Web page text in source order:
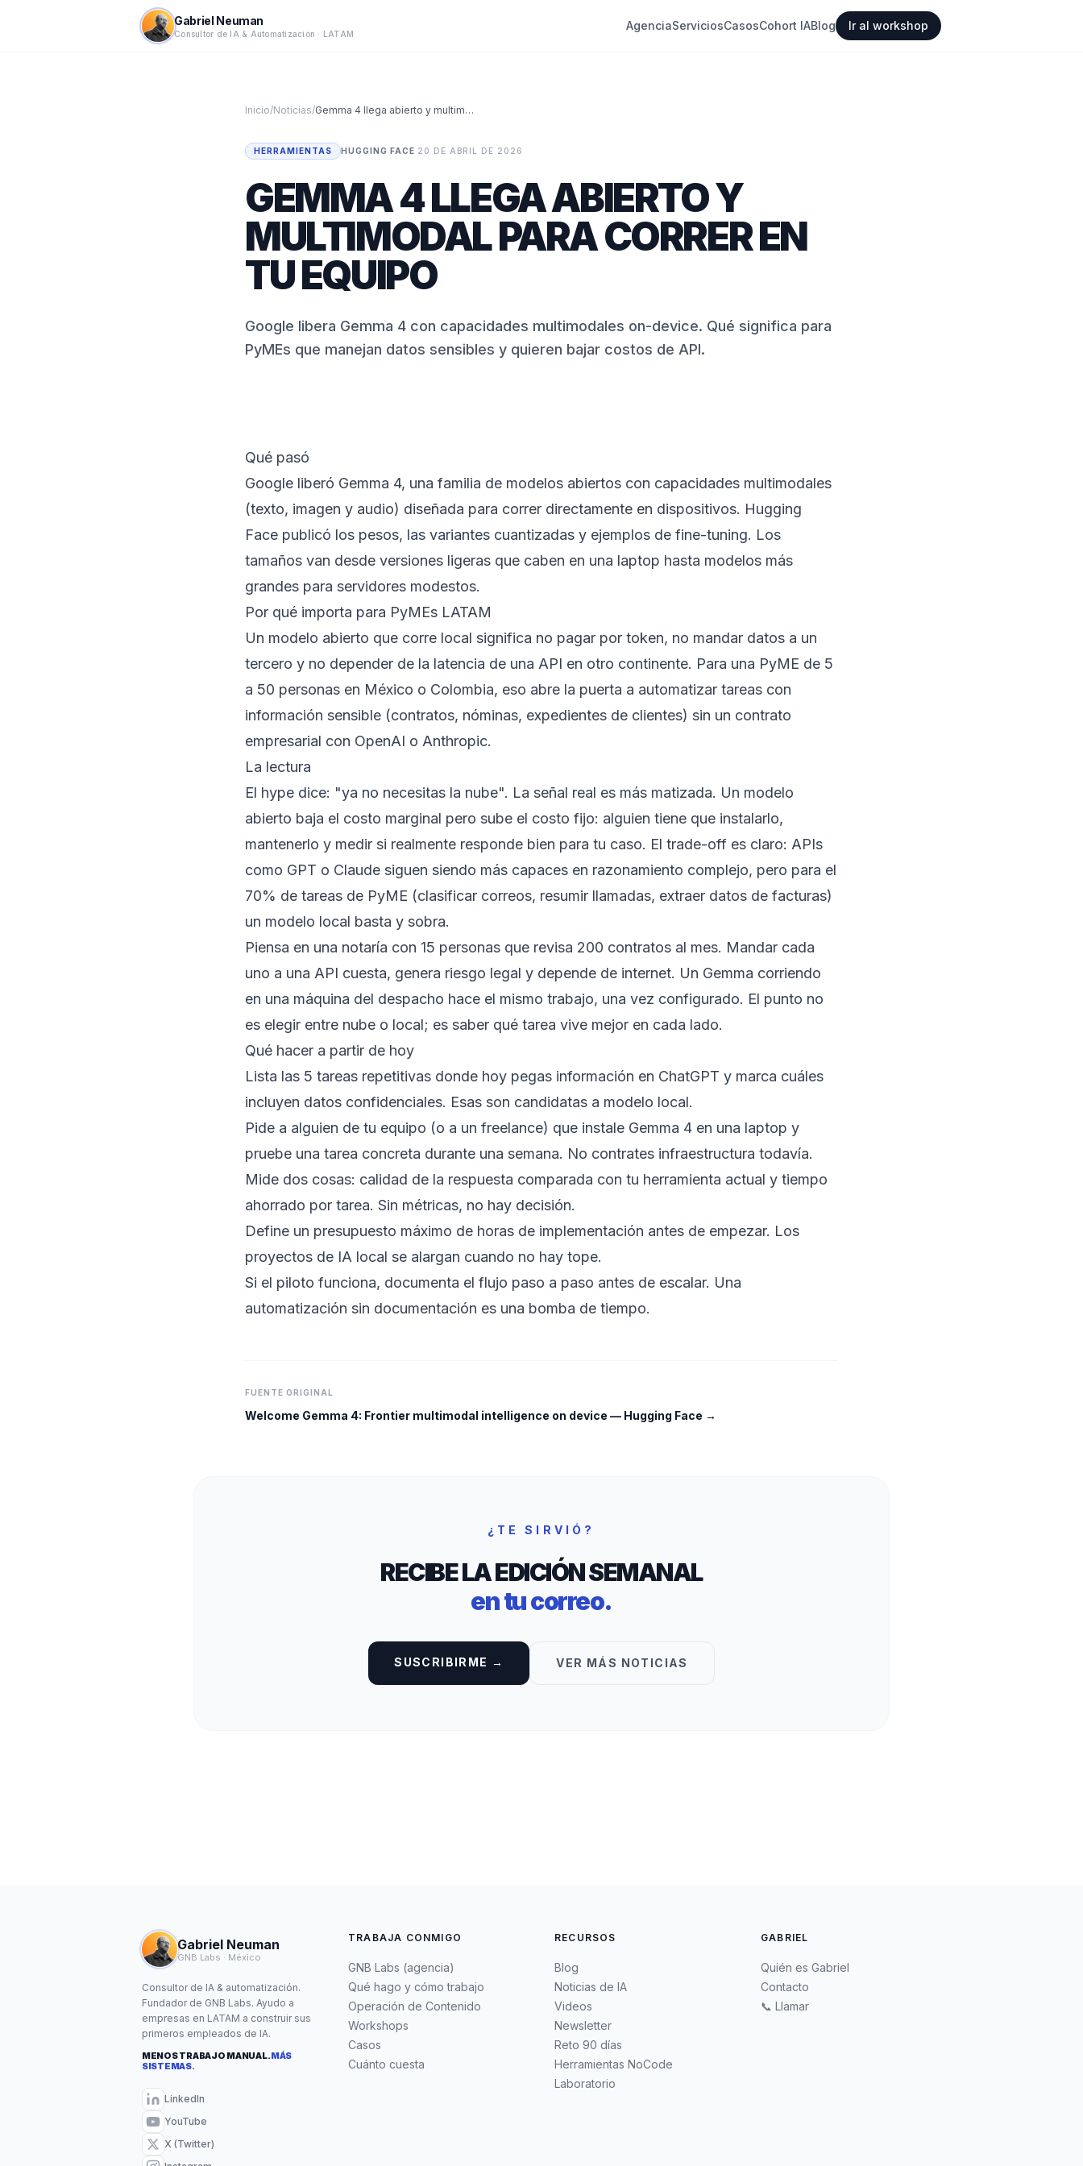
Gabriel Neuman
Consultor de IA & Automatización · LATAM
AgenciaServiciosCasosCohort IABlog Ir al workshop
Inicio/Noticias/ Gemma 4 llega abierto y multimodal para correr en tu equipo
HERRAMIENTAS HUGGING FACE·20 DE ABRIL DE 2026
GEMMA 4 LLEGA ABIERTO Y
MULTIMODAL PARA CORRER EN
TU EQUIPO
Google libera Gemma 4 con capacidades multimodales on-device. Qué significa para
PyMEs que manejan datos sensibles y quieren bajar costos de API.
Qué pasó
Google liberó Gemma 4, una familia de modelos abiertos con capacidades multimodales
(texto, imagen y audio) diseñada para correr directamente en dispositivos. Hugging
Face publicó los pesos, las variantes cuantizadas y ejemplos de fine-tuning. Los
tamaños van desde versiones ligeras que caben en una laptop hasta modelos más
grandes para servidores modestos.
Por qué importa para PyMEs LATAM
Un modelo abierto que corre local significa no pagar por token, no mandar datos a un
tercero y no depender de la latencia de una API en otro continente. Para una PyME de 5
a 50 personas en México o Colombia, eso abre la puerta a automatizar tareas con
información sensible (contratos, nóminas, expedientes de clientes) sin un contrato
empresarial con OpenAI o Anthropic.
La lectura
El hype dice: "ya no necesitas la nube". La señal real es más matizada. Un modelo
abierto baja el costo marginal pero sube el costo fijo: alguien tiene que instalarlo,
mantenerlo y medir si realmente responde bien para tu caso. El trade-off es claro: APIs
como GPT o Claude siguen siendo más capaces en razonamiento complejo, pero para el
70% de tareas de PyME (clasificar correos, resumir llamadas, extraer datos de facturas)
un modelo local basta y sobra.
Piensa en una notaría con 15 personas que revisa 200 contratos al mes. Mandar cada
uno a una API cuesta, genera riesgo legal y depende de internet. Un Gemma corriendo
en una máquina del despacho hace el mismo trabajo, una vez configurado. El punto no
es elegir entre nube o local; es saber qué tarea vive mejor en cada lado.
Qué hacer a partir de hoy
Lista las 5 tareas repetitivas donde hoy pegas información en ChatGPT y marca cuáles
incluyen datos confidenciales. Esas son candidatas a modelo local.
Pide a alguien de tu equipo (o a un freelance) que instale Gemma 4 en una laptop y
pruebe una tarea concreta durante una semana. No contrates infraestructura todavía.
Mide dos cosas: calidad de la respuesta comparada con tu herramienta actual y tiempo
ahorrado por tarea. Sin métricas, no hay decisión.
Define un presupuesto máximo de horas de implementación antes de empezar. Los
proyectos de IA local se alargan cuando no hay tope.
Si el piloto funciona, documenta el flujo paso a paso antes de escalar. Una
automatización sin documentación es una bomba de tiempo.
FUENTE ORIGINAL
Welcome Gemma 4: Frontier multimodal intelligence on device — Hugging Face →
¿TE SIRVIÓ?
RECIBE LA EDICIÓN SEMANAL
en tu correo.
SUSCRIBIRME → VER MÁS NOTICIAS
Gabriel Neuman
GNB Labs · México
Consultor de IA & automatización.
Fundador de GNB Labs. Ayudo a
empresas en LATAM a construir sus
primeros empleados de IA.
MENOS TRABAJO MANUAL.MÁS
SISTEMAS.
LinkedIn
YouTube
X (Twitter)
TRABAJA CONMIGO
GNB Labs (agencia)
Qué hago y cómo trabajo
Operación de Contenido
Workshops
Casos
Cuánto cuesta
RECURSOS
Blog
Noticias de IA
Videos
Newsletter
Reto 90 días
Herramientas NoCode
Laboratorio
GABRIEL
Quién es Gabriel
Contacto
📞 Llamar